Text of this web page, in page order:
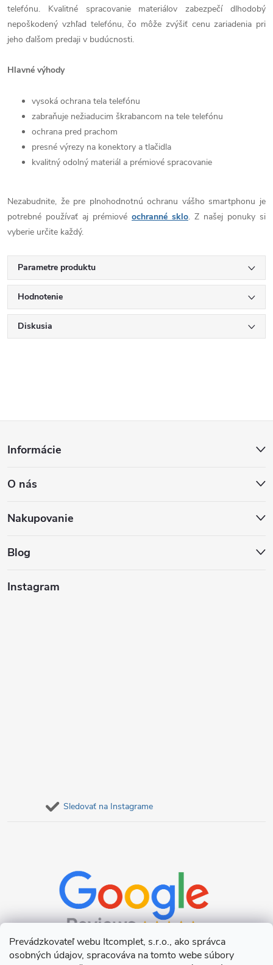
Prevádzkovateľ webu Itcomplet, s.r.o., ako správca
osobných údajov, spracováva na tomto webe súbory
telefónu. Kvalitné spracovanie materiálov zabezpečí dlhodobý
nepoškodený vzhľad telefónu, čo môže zvýšiť cenu zariadenia pri
jeho ďalšom predaji v budúcnosti.
Hlavné výhody
vysoká ochrana tela telefónu
zabraňuje nežiaducim škrabancom na tele telefónu
ochrana pred prachom
presné výrezy na konektory a tlačidla
kvalitný odolný materiál a prémiové spracovanie
Nezabudnite, že pre plnohodnotnú ochranu vášho smartphonu je
potrebné používať aj prémiové ochranné sklo. Z našej ponuky si
vyberie určite každý.
Parametre produktu
Hodnotenie
Diskusia
p
ä
Informácie
O nás
Nakupovanie
Blog
Instagram
Sledovať na Instagrame